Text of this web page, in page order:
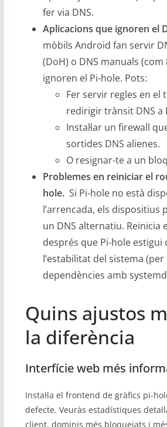
fer via DNS.
Aplicacions que ignoren el
mòbils Android fan servir
(DoH) o DNS manuals (com
ignoren el Pi-hole. Pots:
Fer servir regles en el
redirigir trànsit DNS a
Instal·lar un firewall
sortides DNS alienes.
O resignar-te a un
Problemes en reiniciar el
hole. Si Pi-hole no està
l’arrencada, els dispositius
un DNS alternatiu. Reinicia
després que Pi-hole
l’estabilitat del sistema
dependències amb
Quins ajustos
la diferència
Interfície web més
Instal·la el frontend de gràfics pi-
defecte. Veuràs estadístiques
client, dominis més bloquejats i